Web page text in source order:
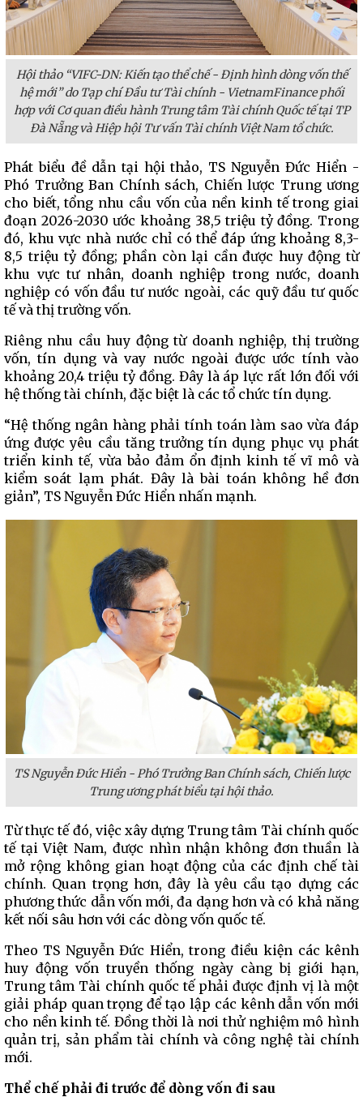
Hội thảo “VIFC-DN: Kiến tạo thể chế - Định hình dòng vốn thế
hệ mới” do Tạp chí Đầu tư Tài chính - VietnamFinance phối
hợp với Cơ quan điều hành Trung tâm Tài chính Quốc tế tại TP
Đà Nẵng và Hiệp hội Tư vấn Tài chính Việt Nam tổ chức.
Phát biểu đề dẫn tại hội thảo, TS Nguyễn Đức Hiển -
Phó Trưởng Ban Chính sách, Chiến lược Trung ương
cho biết, tổng nhu cầu vốn của nền kinh tế trong giai
đoạn 2026-2030 ước khoảng 38,5 triệu tỷ đồng. Trong
đó, khu vực nhà nước chỉ có thể đáp ứng khoảng 8,3-
8,5 triệu tỷ đồng; phần còn lại cần được huy động từ
khu vực tư nhân, doanh nghiệp trong nước, doanh
nghiệp có vốn đầu tư nước ngoài, các quỹ đầu tư quốc
tế và thị trường vốn.
Riêng nhu cầu huy động từ doanh nghiệp, thị trường
vốn, tín dụng và vay nước ngoài được ước tính vào
khoảng 20,4 triệu tỷ đồng. Đây là áp lực rất lớn đối với
hệ thống tài chính, đặc biệt là các tổ chức tín dụng.
“Hệ thống ngân hàng phải tính toán làm sao vừa đáp
ứng được yêu cầu tăng trưởng tín dụng phục vụ phát
triển kinh tế, vừa bảo đảm ổn định kinh tế vĩ mô và
kiểm soát lạm phát. Đây là bài toán không hề đơn
giản”, TS Nguyễn Đức Hiển nhấn mạnh.
TS Nguyễn Đức Hiển - Phó Trưởng Ban Chính sách, Chiến lược
Trung ương phát biểu tại hội thảo.
Từ thực tế đó, việc xây dựng Trung tâm Tài chính quốc
tế tại Việt Nam, được nhìn nhận không đơn thuần là
mở rộng không gian hoạt động của các định chế tài
chính. Quan trọng hơn, đây là yêu cầu tạo dựng các
phương thức dẫn vốn mới, đa dạng hơn và có khả năng
kết nối sâu hơn với các dòng vốn quốc tế.
Theo TS Nguyễn Đức Hiển, trong điều kiện các kênh
huy động vốn truyền thống ngày càng bị giới hạn,
Trung tâm Tài chính quốc tế phải được định vị là một
giải pháp quan trọng để tạo lập các kênh dẫn vốn mới
cho nền kinh tế. Đồng thời là nơi thử nghiệm mô hình
quản trị, sản phẩm tài chính và công nghệ tài chính
mới.
Thể chế phải đi trước để dòng vốn đi sau